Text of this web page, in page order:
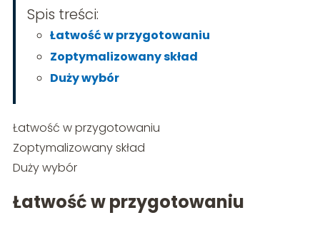
Spis treści:
Łatwość w przygotowaniu
Zoptymalizowany skład
Duży wybór
Łatwość w przygotowaniu
Zoptymalizowany skład
Duży wybór
Łatwość w przygotowaniu